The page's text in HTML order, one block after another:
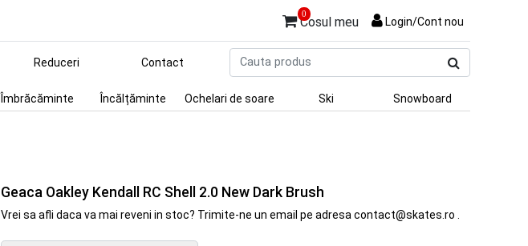
0
Cosul meu Login/Cont nou
produs
Reduceri Contact
Îmbrăcăminte Încălțăminte Ochelari de soare Ski Snowboard
Geaca Oakley Kendall RC Shell 2.0 New Dark Brush
Vrei sa afli daca va mai reveni in stoc? Trimite-ne un email pe adresa contact@skates.ro .